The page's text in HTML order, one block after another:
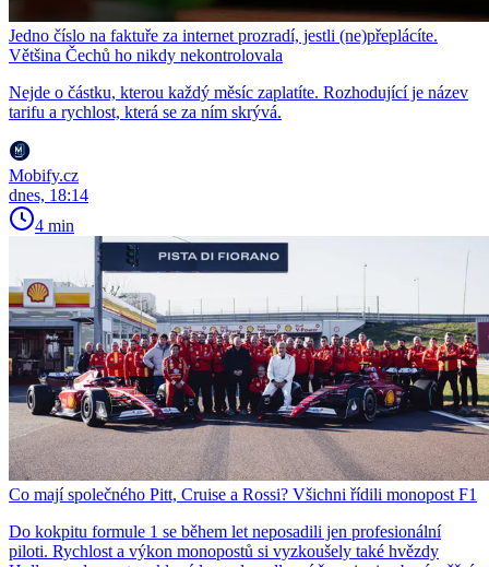
Jedno číslo na faktuře za internet prozradí, jestli (ne)přeplácíte.
Většina Čechů ho nikdy nekontrolovala
Nejde o částku, kterou každý měsíc zaplatíte. Rozhodující je název
tarifu a rychlost, která se za ním skrývá.
Mobify.cz
dnes, 18:14
4 min
Co mají společného Pitt, Cruise a Rossi? Všichni řídili monopost F1
Do kokpitu formule 1 se během let neposadili jen profesionální
piloti. Rychlost a výkon monopostů si vyzkoušely také hvězdy